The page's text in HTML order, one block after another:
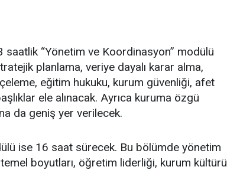
saatlik “Yönetim ve Koordinasyon” modülü
planlama, veriye dayalı karar alma,
eğitim hukuku, kurum güvenliği, afet
ele alınacak. Ayrıca kuruma özgü
da geniş yer verilecek.
ise 16 saat sürecek. Bu bölümde yönetim
boyutları, öğretim liderliği, kurum kültürü